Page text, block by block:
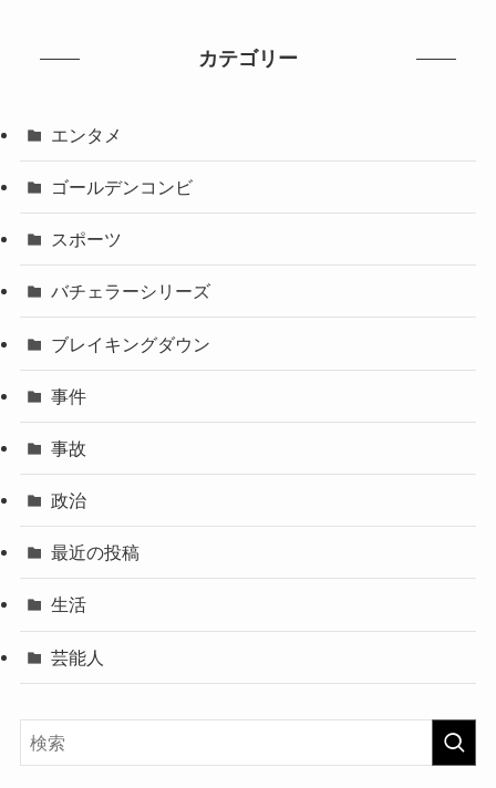
カテゴリー
エンタメ
ゴールデンコンビ
スポーツ
バチェラーシリーズ
ブレイキングダウン
事件
事故
政治
最近の投稿
生活
芸能人